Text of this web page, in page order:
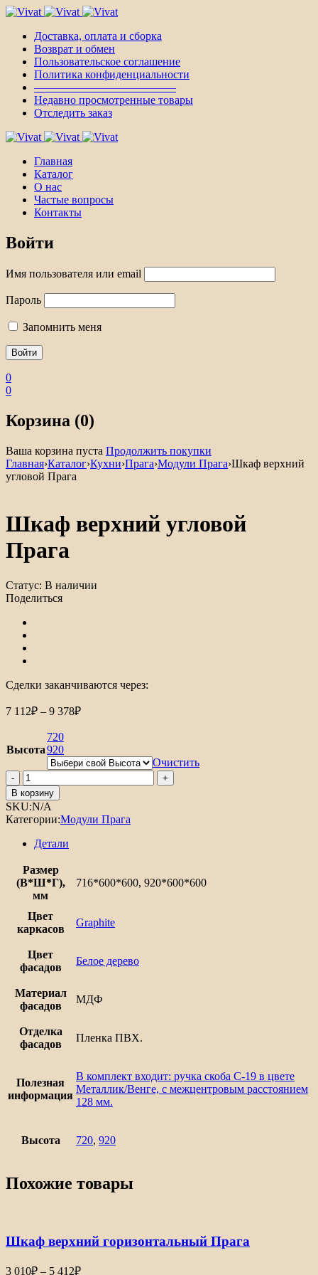
Доставка, оплата и сборка
Возврат и обмен
Пользовательское соглашение
Политика конфиденциальности
————————————–
Недавно просмотренные товары
Отследить заказ
Главная
Каталог
О нас
Частые вопросы
Контакты
Войти
Имя пользователя или email
Пароль
Запомнить меня
0
0
Корзина (0)
Ваша корзина пуста Продолжить покупки
Главная›Каталог›Кухни›Прага›Модули Прага›Шкаф верхний
угловой Прага
Шкаф верхний угловой
Прага
Статус: В наличии
Поделиться
Сделки заканчиваются через:
7 112₽ – 9 378₽Диапазон
–
9
Высота
720
920
Очистить
Количество
товара
Шкаф
верхний
угловой
Прага
В корзину
SKU:N/A
Категории:Модули Прага
Детали
Размер
(В*Ш*Г),
мм
716*600*600, 920*600*600
Цвет
каркасов
Graphite
Цвет
фасадов
Белое дерево
Материал
фасадов
МДФ
Отделка
фасадов
Пленка ПВХ.
Полезная
информация
В комплект входит: ручка скоба С-19 в цвете
Металлик/Венге, с межцентровым расстоянием
128 мм.
Высота 720, 920
Похожие товары
Шкаф верхний горизонтальный Прага
3 010₽ – 5 412₽Диапазон